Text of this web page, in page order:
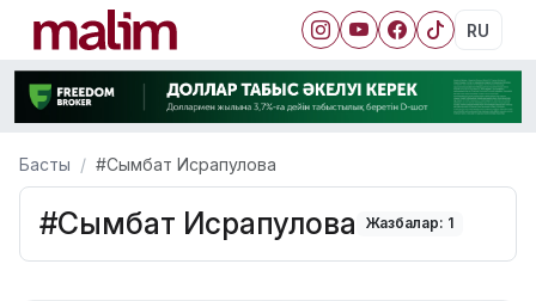
RU
Басты #Сымбат Исрапулова
#Сымбат Исрапулова Жазбалар: 1